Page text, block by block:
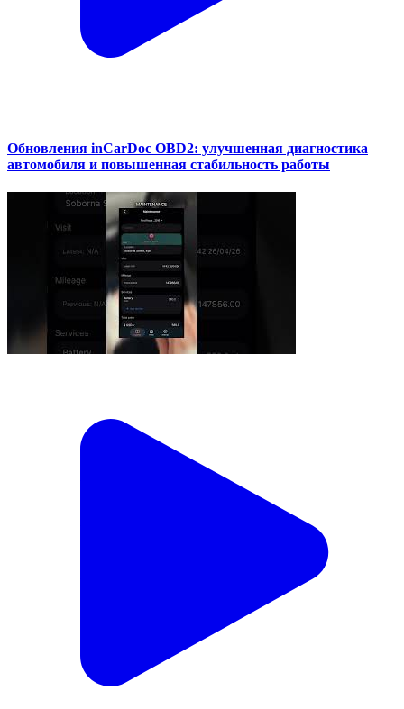
Обновления inCarDoc OBD2: улучшенная диагностика
автомобиля и повышенная стабильность работы